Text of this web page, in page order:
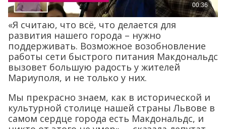
«Я считаю, что всё, что делается для
развития нашего города – нужно
поддерживать. Возможное возобновление
работы сети быстрого питания Макдональдс
вызовет большую радость у жителей
Мариуполя, и не только у них.
Мы прекрасно знаем, как в исторической и
культурной столице нашей страны Львове в
самом сердце города есть Макдональдс, и